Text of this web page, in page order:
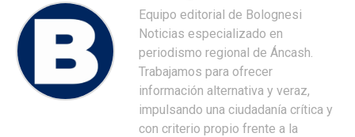
Equipo editorial de Bolognesi
Noticias especializado en
periodismo regional de Áncash.
Trabajamos para ofrecer
información alternativa y veraz,
impulsando una ciudadanía crítica y
con criterio propio frente a la